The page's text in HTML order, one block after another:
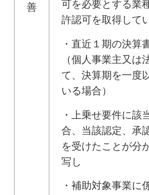
善
可を必要とする業
許認可を取得して
・直近１期の決算
（個人事業主又は
て、決算期を一度
いる場合）
・上乗せ要件に該
合、当該認定、承
を受けたことが分
写し
・補助対象事業に